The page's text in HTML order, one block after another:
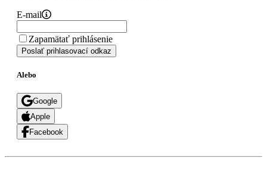
E-mail
Zapamätať prihlásenie
Poslať prihlasovací odkaz
Alebo
Google
Apple
Facebook